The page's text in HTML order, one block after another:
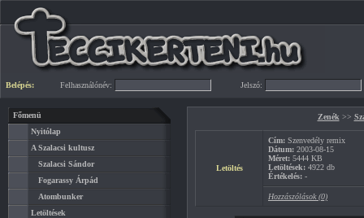
Belépés: Felhasználónév: Jelszó:
Főmenü
Nyitólap
A Szalacsi kultusz
Szalacsi Sándor
Fogarassy Árpád
Atombunker
Letöltések
Zenék >>
Letöltés
Cím: Szenvedély remix
Dátum: 2003-08-15
Méret: 5444 KB
Letöltések: 4922 db
Értékelés: -
Hozzászólások (0)